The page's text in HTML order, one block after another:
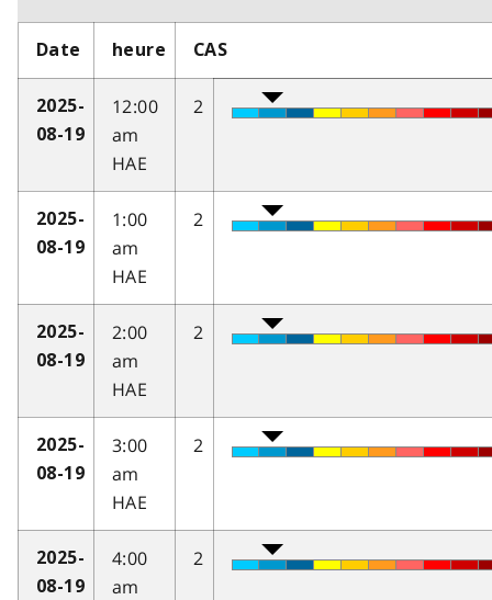
Date heure CAS
2025-
08-19
12:00
am
HAE
2
2025-
08-19
1:00
am
HAE
2
2025-
08-19
2:00
am
HAE
2
2025-
08-19
3:00
am
HAE
2
2025-
08-19
4:00
am
2